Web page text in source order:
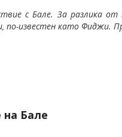
с Бале. За разлика
по-известен като Фиджи.
Бале